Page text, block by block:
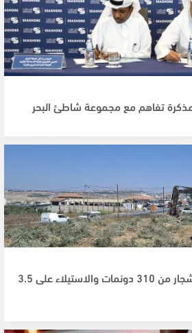
مذكرة تفاهم مع مجموعة شاطئ البحر
الاحتلال يخطر باقتلاع أشجار من 310 دونمات والاستيلاء على 3.5